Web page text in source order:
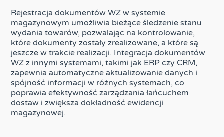
Rejestracja dokumentów WZ w systemie
magazynowym umożliwia bieżące śledzenie stanu
wydania towarów, pozwalając na kontrolowanie,
które dokumenty zostały zrealizowane, a które są
jeszcze w trakcie realizacji. Integracja dokumentów
WZ z innymi systemami, takimi jak ERP czy CRM,
zapewnia automatyczne aktualizowanie danych i
spójność informacji w różnych systemach, co
poprawia efektywność zarządzania łańcuchem
dostaw i zwiększa dokładność ewidencji
magazynowej.